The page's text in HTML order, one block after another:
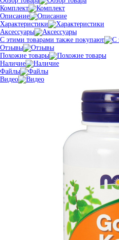
Комплект
Описание
Характеристики
Аксессуары
С этими товарами также покупают
Отзывы
Похожие товары
Наличие
Файлы
Видео